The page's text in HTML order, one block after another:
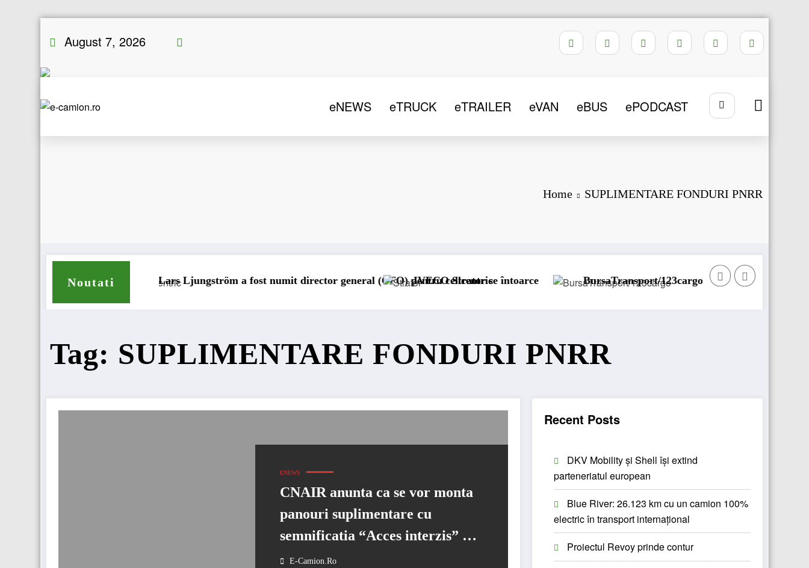
August 7, 2026
eNEWS eTRUCK eTRAILER eVAN eBUS ePODCAST
Home SUPLIMENTARE FONDURI PNRR
Noutati
pentru camioane Lars Ljungström a fost numit director general (CFO) pentru cellcentric
IVECO Strator se întoarce BursaTransport/123cargo introduce o nouă funcționalitate
Tag: SUPLIMENTARE FONDURI PNRR
ENEWS
CNAIR anunta ca se vor monta
panouri suplimentare cu
semnificatia “Acces interzis” pe
bretelele autostrazilor”
E-Camion.ro
Recent Posts
DKV Mobility și Shell își extind
parteneriatul european
Blue River: 26.123 km cu un camion 100%
electric în transport internațional
Proiectul Revoy prinde contur